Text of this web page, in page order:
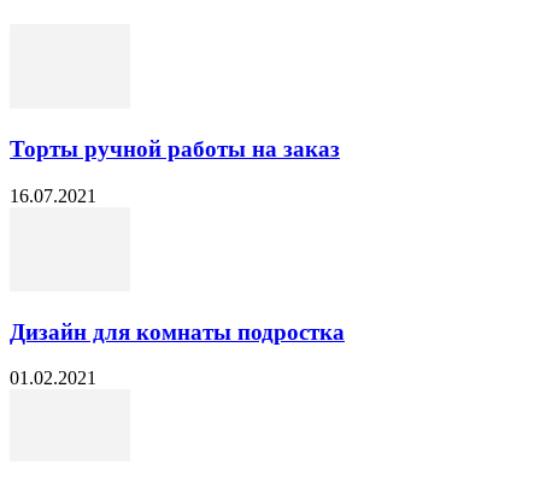
Торты ручной работы на заказ
16.07.2021
Дизайн для комнаты подростка
01.02.2021